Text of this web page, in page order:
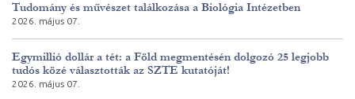
Tudomány és művészet találkozása a Biológia Intézetben
2026. május 07.
Egymillió dollár a tét: a Föld megmentésén dolgozó 25 legjobb
tudós közé választották az SZTE kutatóját!
2026. május 07.